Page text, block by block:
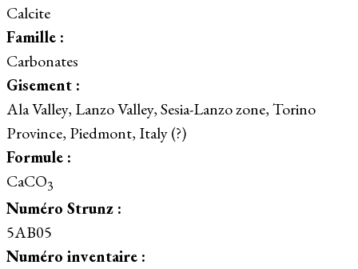
Calcite
Famille :
Carbonates
Gisement :
Ala Valley, Lanzo Valley, Sesia-Lanzo zone, Torino
Province, Piedmont, Italy (?)
Formule :
CaCO3
Numéro Strunz :
5AB05
Numéro inventaire :